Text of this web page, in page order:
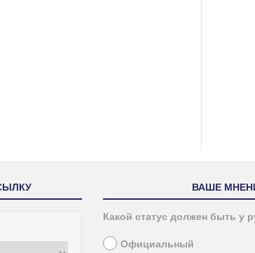
ВАШЕ
Какой статус должен быть у
Официальный